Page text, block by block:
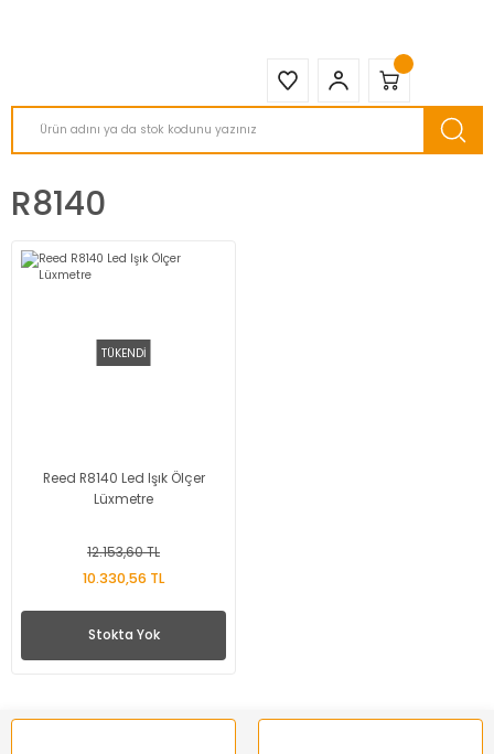
R8140
TÜKENDİ
Reed R8140 Led Işık Ölçer
Lüxmetre
12.153,60 TL
10.330,56 TL
Stokta Yok